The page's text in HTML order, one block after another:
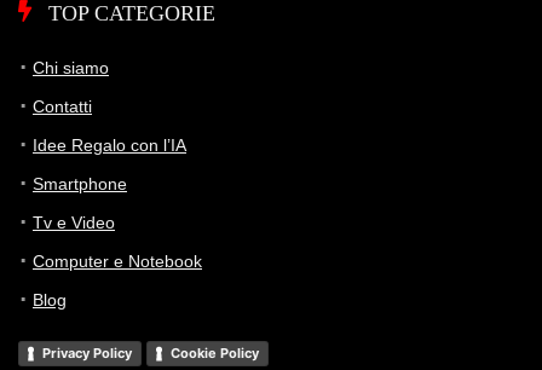
TOP CATEGORIE
Chi siamo
Contatti
Idee Regalo con l’IA
Smartphone
Tv e Video
Computer e Notebook
Blog
Privacy Policy Cookie Policy